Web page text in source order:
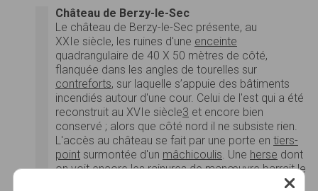
Château de Berzy-le-Sec
Le château de Berzy-le-Sec présente, au
XXIe siècle, les ruines d'une enceinte
quadrangulaire de 40 X 50 mètres de côté,
flanquée dans les angles de tourelles sur
contreforts, sur laquelle s’appuie des bâtiments
incendiés autour d'une cour. Celui de l'est qui a été
reconstruit au XVIe siècle3 et encore bien
conservé ; alors que côté nord il ne subsiste rien.
L'accès au château se fait par une porte en tiers-
point surmontée d'un mâchicoulis. Une herse dont
on voit encore les rainures de manœuvre barrait le
. Devant elle, une